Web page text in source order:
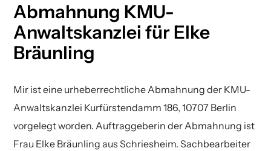
Abmahnung KMU-
Anwaltskanzlei für Elke
Bräunling
Mir ist eine urheberrechtliche Abmahnung der KMU-
Anwaltskanzlei Kurfürstendamm 186, 10707 Berlin
vorgelegt worden. Auftraggeberin der Abmahnung ist
Frau Elke Bräunling aus Schriesheim. Sachbearbeiter